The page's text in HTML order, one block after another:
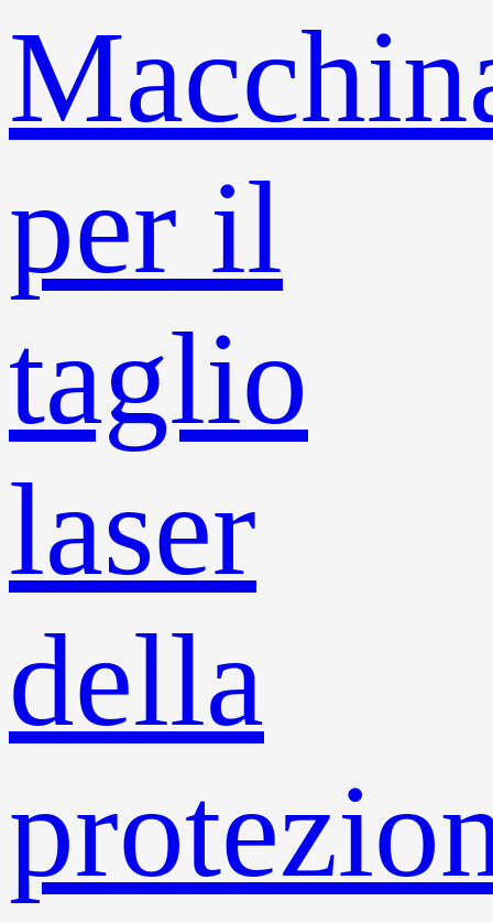
per il
taglio
laser
della